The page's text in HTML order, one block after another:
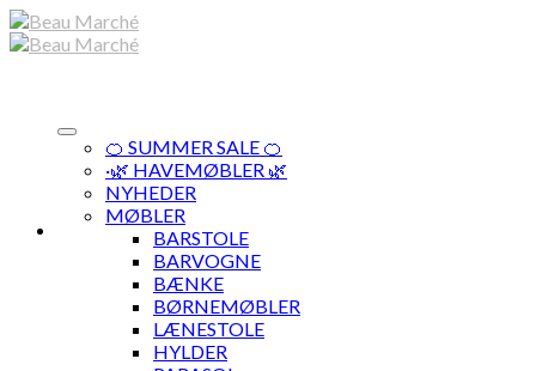
Skip
to
🍊 SUMMER SALE 🍊
·🌿 HAVEMØBLER 🌿
NYHEDER
MØBLER
BARSTOLE
BARVOGNE
BÆNKE
BØRNEMØBLER
LÆNESTOLE
HYLDER